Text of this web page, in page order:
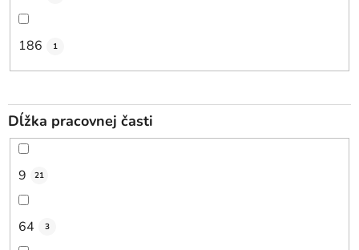
186 1
Dĺžka pracovnej časti
9 21
64 3